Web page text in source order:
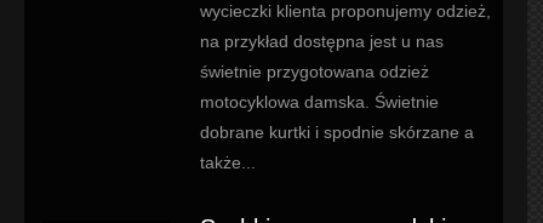
wycieczki klienta proponujemy odzież,
na przykład dostępna jest u nas
świetnie przygotowana odzież
motocyklowa damska. Świetnie
dobrane kurtki i spodnie skórzane a
także...